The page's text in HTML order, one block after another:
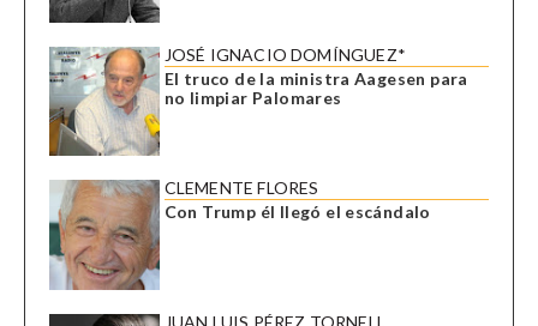
JOSÉ IGNACIO DOMÍNGUEZ*
El truco de la ministra Aagesen para
no limpiar Palomares
CLEMENTE FLORES
Con Trump él llegó el escándalo
JUAN LUIS PÉREZ TORNELL